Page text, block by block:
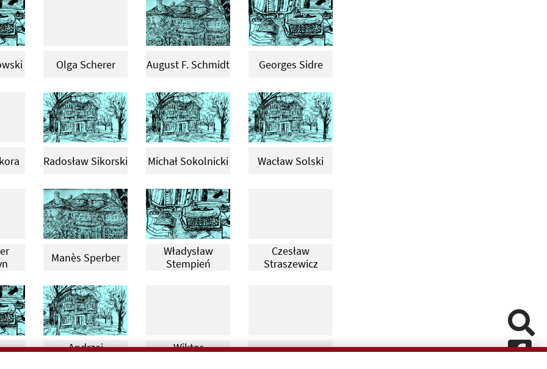
Olga Scherer August F. Schmidt Georges Sidre
Radosław Sikorski Michał Sokolnicki Wacław Solski
Manès Sperber
Władysław
Stempień
Czesław
Straszewicz
Andrzej
Wiktor
Bolesław Sulik